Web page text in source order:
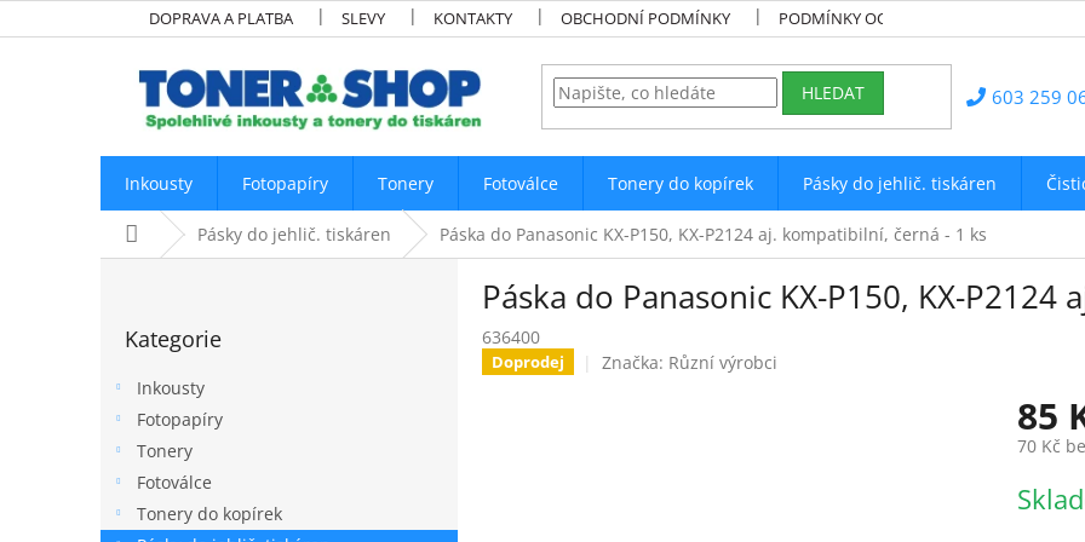
na
DOPRAVA A PLATBA SLEVY KONTAKTY OBCHODNÍ PODMÍNKY PODMÍNKY OCHRANY OSOBNÍCH ÚDAJŮ
HLEDAT 603 259
Inkousty Fotopapíry Tonery Fotoválce Tonery do kopírek Pásky do jehlič. tiskáren
Domů Pásky do jehlič. tiskáren Páska do Panasonic KX-P150, KX-P2124 aj. kompatibilní, černá - 1 ks
kategorie
Kategorie
Inkousty
Fotopapíry
Tonery
Fotoválce
Tonery do kopírek
Páska do Panasonic KX-P150, KX-
636400
Doprodej Značka: Různí výrobci
85
70 Kč
cena: